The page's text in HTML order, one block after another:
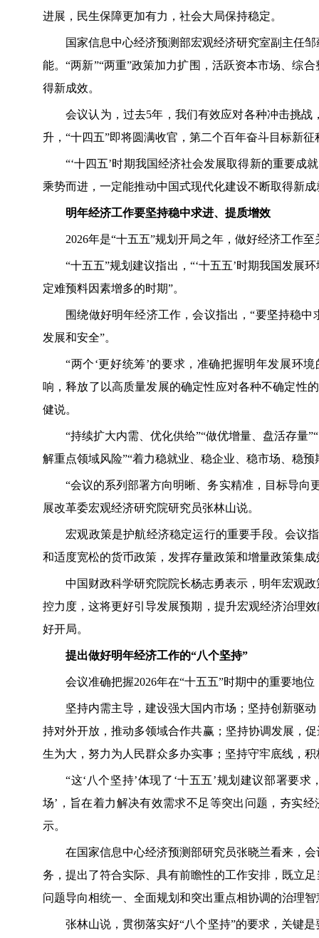
进展，民生保障更加有力，社会大局保持稳定。
国家信息中心经济预测部宏观经济研究室副主任邹
能。“两新”“两重”政策加力扩围，活跃资本市场、综
得新成效。
会议认为，过去5年，我们有效应对各种冲击挑战
升，“十四五”即将圆满收官，第二个百年奋斗目标新
“‘十四五’时期我国经济社会发展取得新的重要成就
乘势而进，一定能推动中国式现代化建设不断取得新成
明年经济工作要坚持稳中求进、提质增效
2026年是“十五五”规划开局之年，做好经济工作至
“十五五”规划建议指出，“‘十五五’时期我国发展
定难预料因素增多的时期”。
围绕做好明年经济工作，会议指出，“要坚持稳中
发展和安全”。
“两个‘更好统筹’的要求，准确把握明年发展环境
响，释放了以高质量发展的确定性应对各种不确定性
健说。
“持续扩大内需、优化供给”“做优增量、盘活存量”“
解重点领域风险”“着力稳就业、稳企业、稳市场、稳
“会议的系列部署方向明晰、务实精准，目标导向
展改革委宏观经济研究院研究员张林山说。
宏观政策是护航经济稳定运行的重要手段。会议指
和适度宽松的货币政策，发挥存量政策和增量政策集
中国财政科学研究院院长杨志勇表示，明年宏观政
控力度，这将更好引导发展预期，提升宏观经济治理
好开局。
提出做好明年经济工作的“八个坚持”
会议准确把握2026年在“十五五”时期中的重要地位
坚持内需主导，建设强大国内市场；坚持创新驱动
持对外开放，推动多领域合作共赢；坚持协调发展，
生为大，努力为人民群众多办实事；坚持守牢底线，
“这‘八个坚持’体现了‘十五五’规划建议部署要求
场’，旨在着力解决有效需求不足等突出问题，夯实
示。
在国家信息中心经济预测部研究员张晓兰看来，会
务，提出了符合实际、具有前瞻性的工作安排，既立
问题导向相统一、全面规划和突出重点相协调的治理智
张林山说，贯彻落实好“八个坚持”的要求，关键是